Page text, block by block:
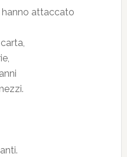
hanno attaccato